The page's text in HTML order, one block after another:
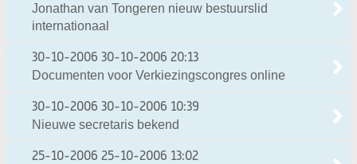
Jonathan van Tongeren nieuw bestuurslid
internationaal
30-10-2006 30-10-2006 20:13
Documenten voor Verkiezingscongres online
30-10-2006 30-10-2006 10:39
Nieuwe secretaris bekend
25-10-2006 25-10-2006 13:02